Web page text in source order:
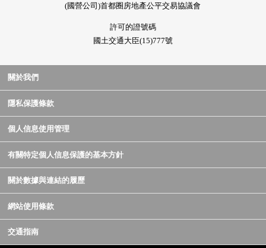
(國營公司)首都圈房地產公平交易協議會
許可的證號碼
國土交通大臣(15)777號
關於我們
隱私保護條款
個人信息使用管理
有關特定個人信息保護的基本方針
關於數據與連結的履歷
網站使用條款
交通指南